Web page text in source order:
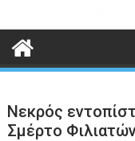
Νεκρός
Σμέρτο